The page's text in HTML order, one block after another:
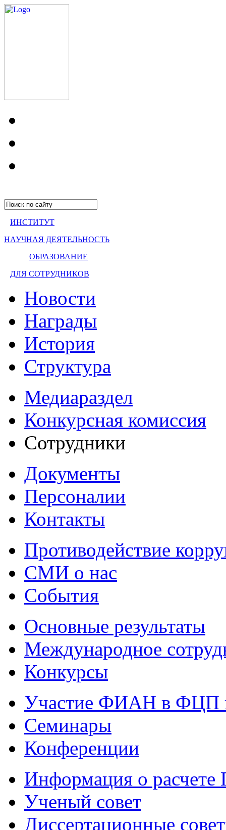
ИНСТИТУТ
НАУЧНАЯ ДЕЯТЕЛЬНОСТЬ
ОБРАЗОВАНИЕ
ДЛЯ СОТРУДНИКОВ
Новости
Награды
История
Структура
Медиараздел
Конкурсная комиссия
Сотрудники
Документы
Персоналии
Контакты
Противодействие
СМИ о нас
События
Основные результаты
Международное
Конкурсы
Участие ФИАН в ФЦП
Семинары
Конференции
Информация о
Ученый совет
Диссертационные